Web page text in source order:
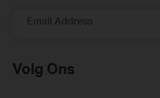
Email Address
Volg Ons